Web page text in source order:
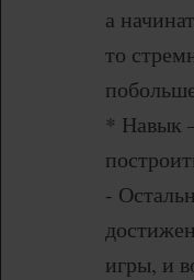
а
то
* Навык
-
игры, и